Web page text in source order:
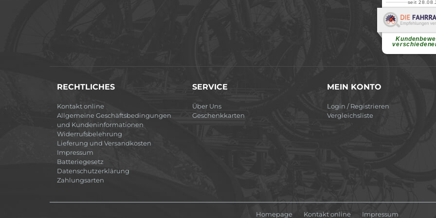
seit
Superschnelle und
weiterlesen
RECHTLICHES
Kontakt online
Allgemeine Geschäftsbedingungen
und Kundeninformationen
Widerrufsbelehrung
Lieferung und Versandkosten
Impressum
Batteriegesetz
Datenschutzerklärung
Zahlungsarten
SERVICE
Über Uns
Geschenkkarten
MEIN KONTO
Login / Registrieren
Vergleichsliste
Homepage Kontakt online Impressum